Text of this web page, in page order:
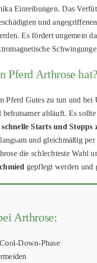
Einreibungen. Das
und
Es fördert ungemein
Pferd Arthrose hat?
Pferd Gutes zu tun und
behutsamer abläuft. Es
schnelle Starts und Stopps
und gleichmäßig
die schlechteste Wahl
gepflegt werden und
Arthrose:
Down-Phase